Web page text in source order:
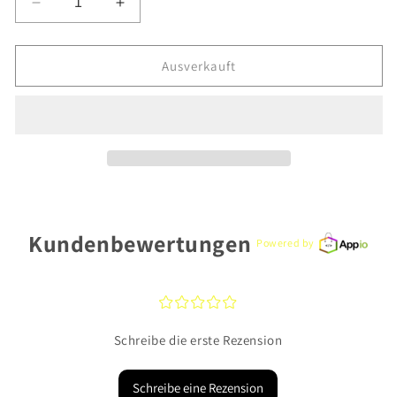
Verringere
die
Menge
CEM
Erhöhe
die
Menge
CEM
Ausverkauft
Kundenbewertungen Powered by
¤¤¤¤¤
Schreibe die erste Rezension
Schreibe eine Rezension